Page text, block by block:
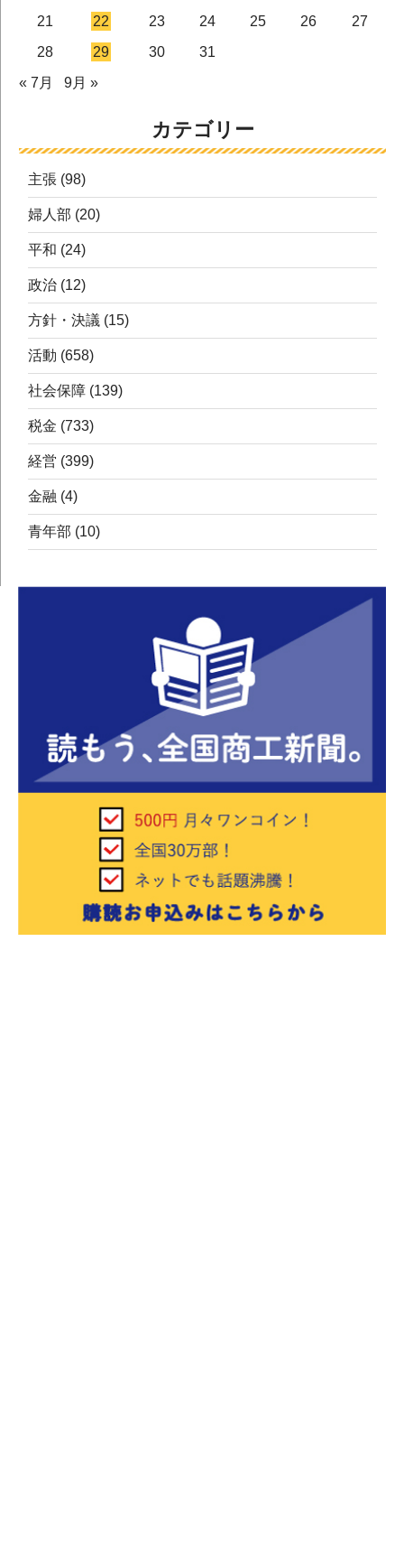
21
22 23 24 25 26
27
28
29 30
31
« 7月
9月 »
カテゴリー
主張 (98)
婦人部 (20)
平和 (24)
政治 (12)
方針・決議 (15)
活動 (658)
社会保障 (139)
税金 (733)
経営 (399)
金融 (4)
青年部 (10)